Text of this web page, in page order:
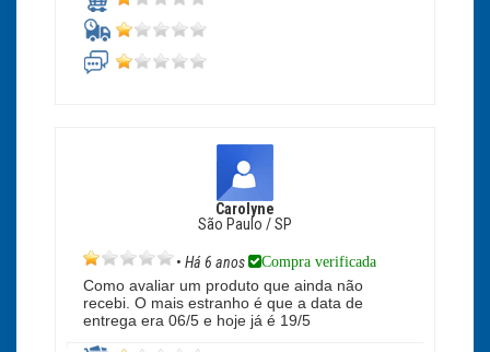
Carolyne
São Paulo / SP
• Há 6 anos Compra verificada
Como avaliar um produto que ainda não
recebi. O mais estranho é que a data de
entrega era 06/5 e hoje já é 19/5